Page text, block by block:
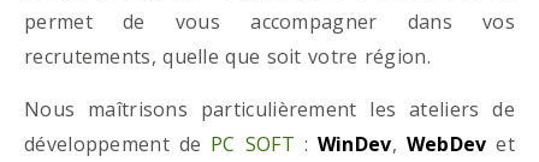
permet de vous accompagner dans vos
recrutements, quelle que soit votre région.
Nous maîtrisons particulièrement les ateliers de
développement de PC SOFT : WinDev, WebDev et